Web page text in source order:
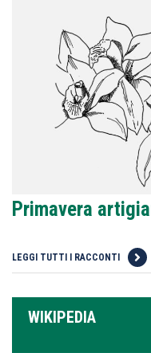
Primavera
LEGGI TUTTI I RACCONTI
WIKIPEDIA